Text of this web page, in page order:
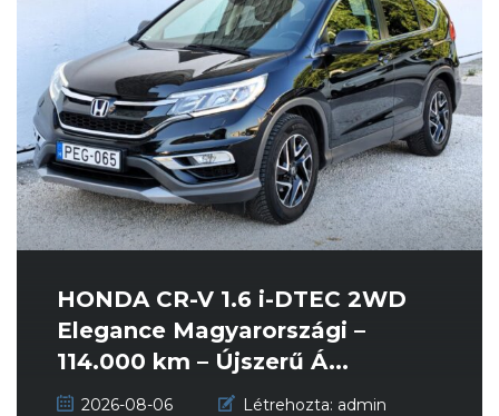
HONDA CR-V 1.6 i-DTEC 2WD
Elegance Magyarországi –
114.000 km – Újszerű Á...
2026-08-06 Létrehozta: admin